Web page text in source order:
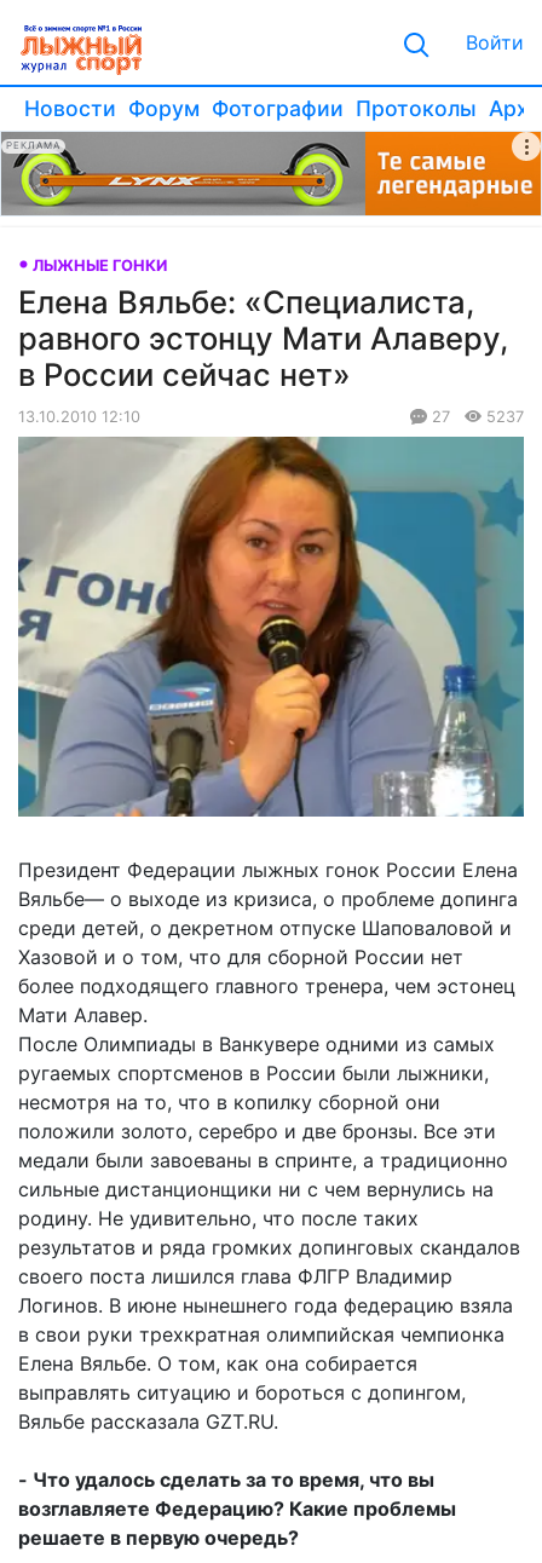
Войти
Новости Форум Фотографии Протоколы
РЕКЛАМА
ЛЫЖНЫЕ ГОНКИ
Елена Вяльбе: «Специалиста,
равного эстонцу Мати Алаверу,
в России сейчас нет»
13.10.2010 12:10 27 5237
Президент Федерации лыжных гонок России Елена
Вяльбе— о выходе из кризиса, о проблеме допинга
среди детей, о декретном отпуске Шаповаловой и
Хазовой и о том, что для сборной России нет
более подходящего главного тренера, чем эстонец
Мати Алавер.
После Олимпиады в Ванкувере одними из самых
ругаемых спортсменов в России были лыжники,
несмотря на то, что в копилку сборной они
положили золото, серебро и две бронзы. Все эти
медали были завоеваны в спринте, а традиционно
сильные дистанционщики ни с чем вернулись на
родину. Не удивительно, что после таких
результатов и ряда громких допинговых скандалов
своего поста лишился глава ФЛГР Владимир
Логинов. В июне нынешнего года федерацию взяла
в свои руки трехкратная олимпийская чемпионка
Елена Вяльбе. О том, как она собирается
выправлять ситуацию и бороться с допингом,
Вяльбе рассказала GZT.RU.
- Что удалось сделать за то время, что вы
возглавляете Федерацию? Какие проблемы
решаете в первую очередь?